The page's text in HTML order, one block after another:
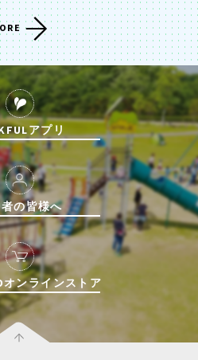
アプリ
の皆様へ
オンラインストア